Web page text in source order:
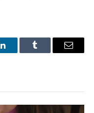
LinkedInTumblr Email